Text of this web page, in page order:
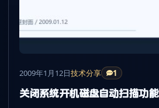
2009年1月12日技术分享 1
关闭系统开机磁盘自动扫描功能